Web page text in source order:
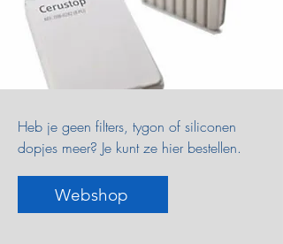
Heb je geen filters, tygon of siliconen
dopjes meer? Je kunt ze hier bestellen.
Webshop